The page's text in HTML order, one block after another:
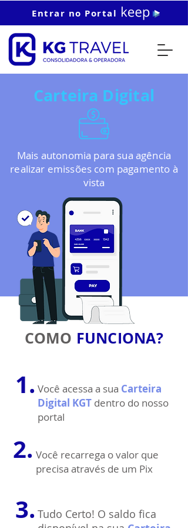
Entrar no Portal
Carteira Digital
Mais autonomia para sua agência
realizar emissões com pagamento à
vista
COMO FUNCIONA?
1. Você acessa a sua Carteira
Digital KGT dentro do nosso
portal
2. Você recarrega o valor que
precisa através de um Pix
3. Tudo Certo! O saldo fica